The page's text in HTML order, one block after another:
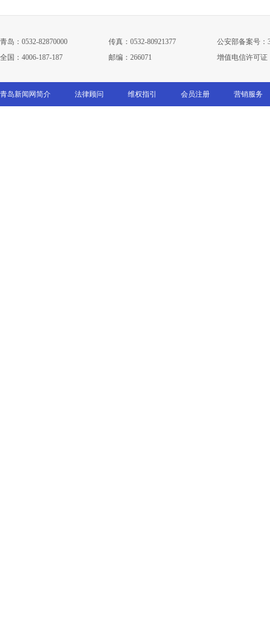
青岛：0532-82870000 传真：0532-80921377
公安部备案号：
全国：4006-187-187
邮编：266071 增值电信许可证
青岛新闻网简介 法律顾问 维权指引 会员注册 营销服务